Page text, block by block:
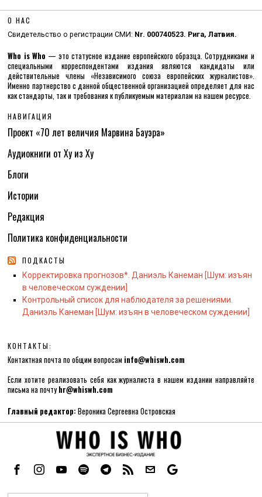
О НАС
Свидетельство о регистрации СМИ: Nr. 000740523. Рига, Латвия.
Who is Who — это статусное издание европейского образца. Сотрудниками и
специальными корреспондентами издания являются кандидаты или
действительные члены «Независимого союза европейских журналистов».
Именно партнерство с данной общественной организацией определяет для нас
как стандарты, так и требования к публикуемым материалам на нашем ресурсе.
НАВИГАЦИЯ
Проект «70 лет величия Марвина Бауэра»
Аудиокниги от Ху из Ху
Блоги
Истории
Редакция
Политика конфиденциальности
ПОДКАСТЫ
Корректировка прогнозов*. Даниэль Канеман [Шум: изъян
в человеческом суждении]
Контрольный список для наблюдателя за решениями.
Даниэль Канеман [Шум: изъян в человеческом суждении]
КОНТАКТЫ:
Контактная почта по общим вопросам info@whiswh.com
Если хотите реализовать себя как журналиста в нашем издании направляйте
письма на почтуhr@whiswh.com
Главный редактор: Вероника Сергеевна Островская